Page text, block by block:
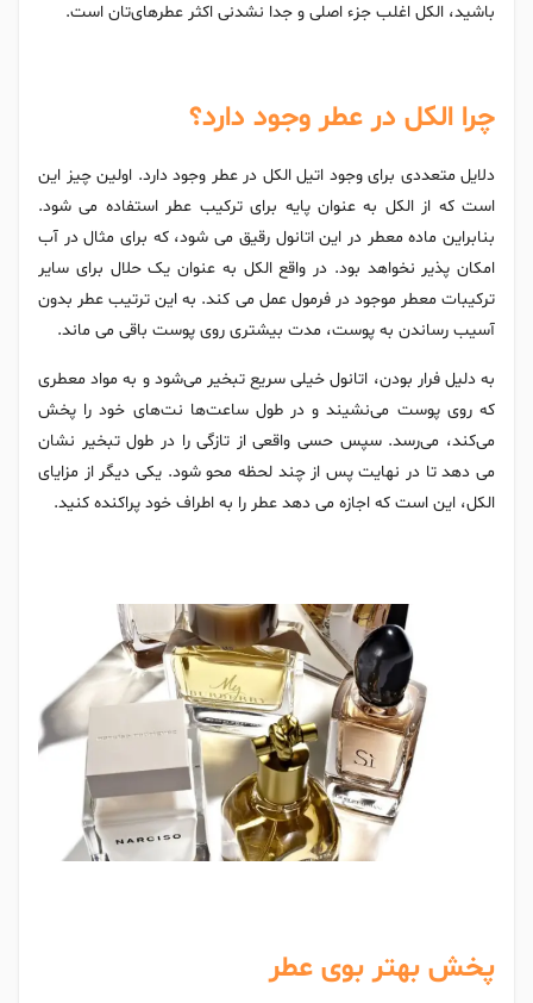
باشید، الکل اغلب جزء اصلی و جدا نشدنی اکثر عطرهای‌تان است.
چرا الکل در عطر وجود دارد؟
دلایل متعددی برای وجود اتیل الکل در عطر وجود دارد. اولین چیز این
است که از الکل به عنوان پایه برای ترکیب عطر استفاده می شود.
بنابراین ماده معطر در این اتانول رقیق می شود، که برای مثال در آب
امکان پذیر نخواهد بود. در واقع الکل به عنوان یک حلال برای سایر
ترکیبات معطر موجود در فرمول عمل می کند. به این ترتیب عطر بدون
آسیب رساندن به پوست، مدت بیشتری روی پوست باقی می ماند.
به دلیل فرار بودن، اتانول خیلی سریع تبخیر می‌شود و به مواد معطری
که روی پوست می‌نشیند و در طول ساعت‌ها نت‌های خود را پخش
می‌کند، می‌رسد. سپس حسی واقعی از تازگی را در طول تبخیر نشان
می دهد تا در نهایت پس از چند لحظه محو شود. یکی دیگر از مزایای
الکل، این است که اجازه می دهد عطر را به اطراف خود پراکنده کنید.
پخش بهتر بوی عطر